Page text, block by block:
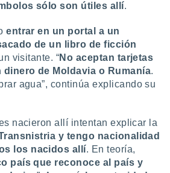
sólo son útiles allí.
entrar en un portal a un
de un libro de ficción
visitante. “No aceptan tarjetas
de Moldavia o Rumanía.
agua”, continúa explicando su
nacieron allí intentan explicar la
y tengo nacionalidad
los nacidos allí. En teoría,
país que reconoce al país y